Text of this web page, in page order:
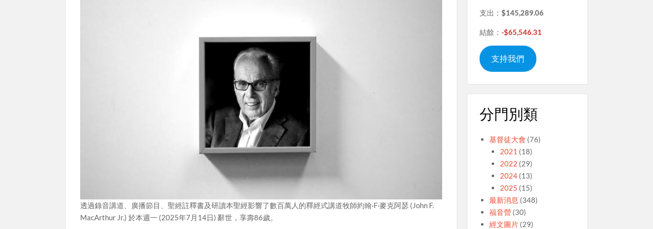
透過錄音講道、廣播節目、聖經註釋書及研讀本聖經影響了數百萬人的釋經式講道牧師約翰·F·麥克阿瑟 (John F.
MacArthur Jr.) 於本週一 (2025年7月14日) 辭世，享壽86歲。
支出： $145,289.06
結餘： -$65,546.31
支持我們
分門別類
基督徒大會 (76)
2021 (18)
2022 (29)
2024 (13)
2025 (15)
最新消息 (348)
福音營(30)
經文圖片(29)